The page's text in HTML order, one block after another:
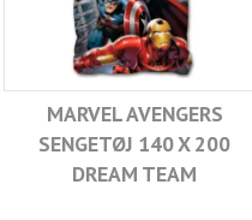
MARVEL AVENGERS
SENGETØJ 140 X 200
DREAM TEAM